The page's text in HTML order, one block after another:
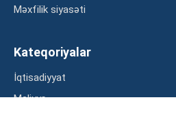
Məxfilik siyasəti
Kateqoriyalar
İqtisadiyyat
Maliyyə